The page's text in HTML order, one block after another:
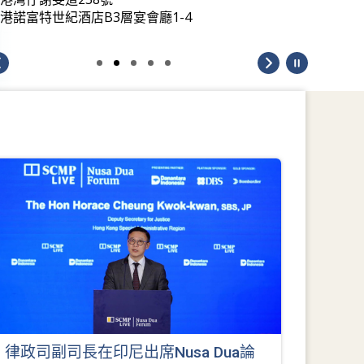
諾富特世紀酒店B3層宴會廳1-4
律政司副司長在印尼出席Nusa Dua論